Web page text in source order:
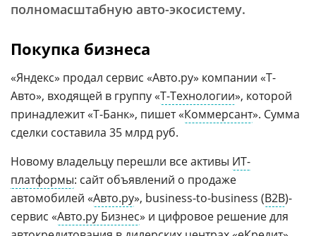
полномасштабную авто-экосистему.
Покупка бизнеса
«Яндекс» продал сервис «Авто.ру» компании «Т-
Авто», входящей в группу «Т-Технологии», которой
принадлежит «Т-Банк», пишет «Коммерсант». Сумма
сделки составила 35 млрд руб.
Новому владельцу перешли все активы ИТ-
платформы: сайт объявлений о продаже
автомобилей «Авто.ру», business-to-business (B2B)-
сервис «Авто.ру Бизнес» и цифровое решение для